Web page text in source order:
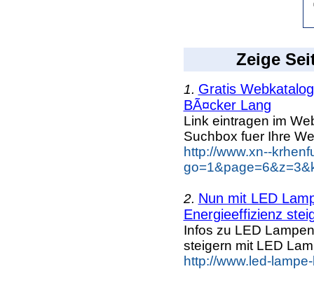
Zeige
1. Gratis
BÃ¤cker Lang
Link eintragen im
Suchbox fuer Ihre
http://www.xn--
2. Nun mit LED
Energieeffizienz
Infos zu LED
steigern mit LED
http://www.led-